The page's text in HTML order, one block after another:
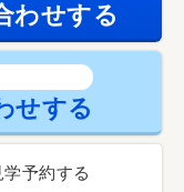
わせする
せする
予約する